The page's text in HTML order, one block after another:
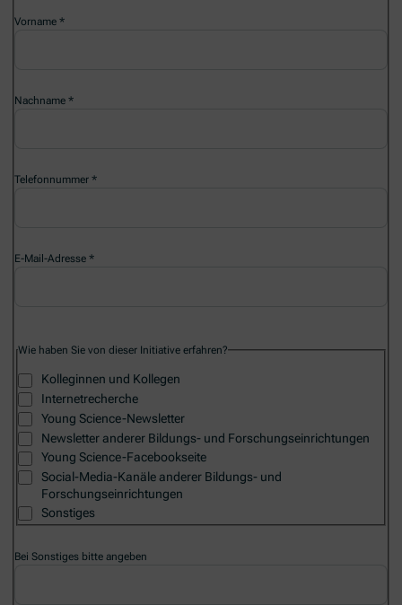
Vorname
Nachname
Telefonnummer
E-Mail-Adresse
Wie haben Sie von dieser Initiative erfahren?
Kolleginnen und Kollegen
Internetrecherche
Young Science-Newsletter
Newsletter anderer Bildungs- und Forschungseinrichtungen
Young Science-Facebookseite
Social-Media-Kanäle anderer Bildungs- und
Forschungseinrichtungen
Sonstiges
Bei Sonstiges bitte angeben